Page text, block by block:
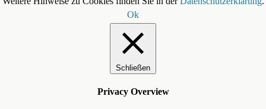
Ok
Schließen
Privacy Overview